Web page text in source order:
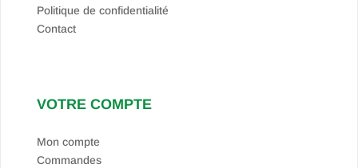
Politique de confidentialité
Contact
VOTRE COMPTE
Mon compte
Commandes